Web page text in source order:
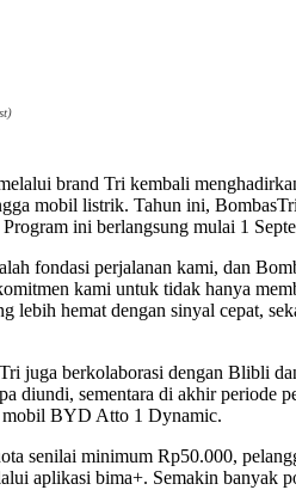
brand Tri kembali
mobil listrik. Tahun ini,
ini berlangsung mulai 1
fondasi perjalanan kami, dan
kami untuk tidak hanya
hemat dengan sinyal cepat,
juga berkolaborasi dengan Blibli
diundi, sementara di akhir periode
BYD Atto 1 Dynamic.
senilai minimum Rp50.000,
aplikasi bima+. Semakin banyak